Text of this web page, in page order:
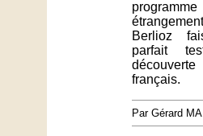
Berlioz
parfait
français.
Par Gérard